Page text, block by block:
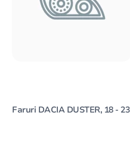
Faruri DACIA DUSTER, 18 - 23